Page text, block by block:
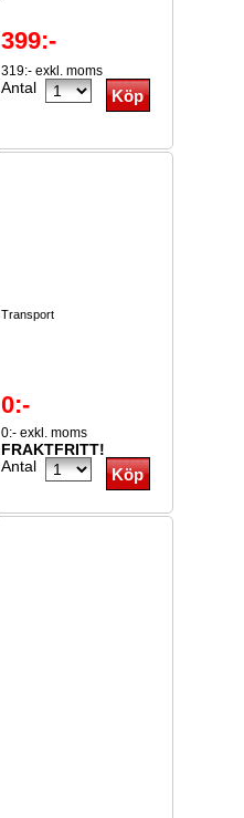
399:-
319:- exkl. moms
Antal
Transport
0:-
0:- exkl. moms
FRAKTFRITT!
Antal